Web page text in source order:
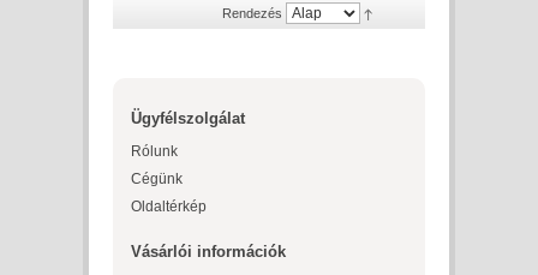
Rendezés
Ügyfélszolgálat
Rólunk
Cégünk
Oldaltérkép
Vásárlói információk